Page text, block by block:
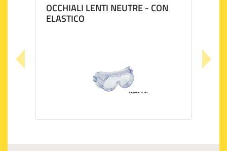
OCCHIALI LENTI NEUTRE - CON
ELASTICO